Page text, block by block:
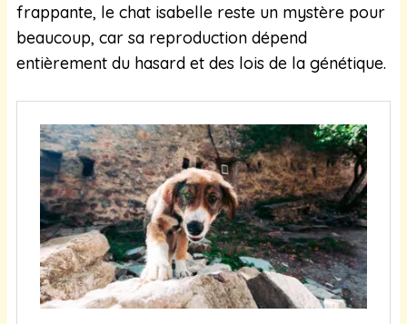
frappante, le chat isabelle reste un mystère pour
beaucoup, car sa reproduction dépend
entièrement du hasard et des lois de la génétique.